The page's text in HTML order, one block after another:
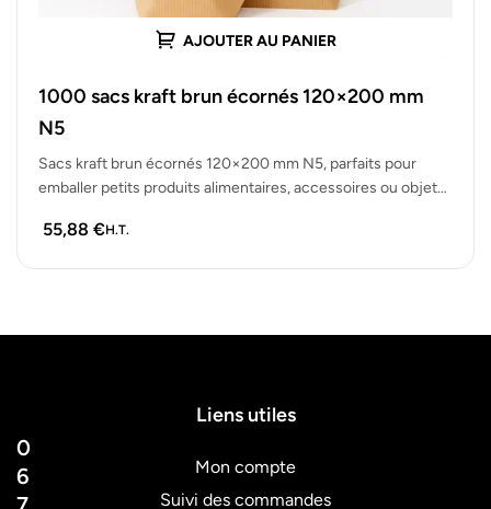
AJOUTER AU PANIER
1000 sacs kraft brun écornés 120×200 mm
N5
Sacs kraft brun écornés 120×200 mm N5, parfaits pour
emballer petits produits alimentaires, accessoires ou objets
55,88 €H.T.
0
6
Liens utiles
Mon compte
Suivi des commandes